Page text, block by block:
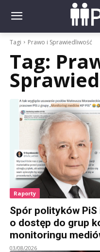
Tagi Prawo i Sprawiedliwość
Tag:
Raporty
Spór polityków PiS
o dostęp do grup
monitoringu
03/08/2026